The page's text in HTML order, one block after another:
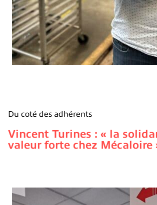
Du coté des adhérents
Vincent Turines : « la
valeur forte chez Mécaloire